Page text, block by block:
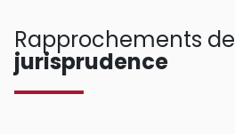
Rapprochements de
jurisprudence